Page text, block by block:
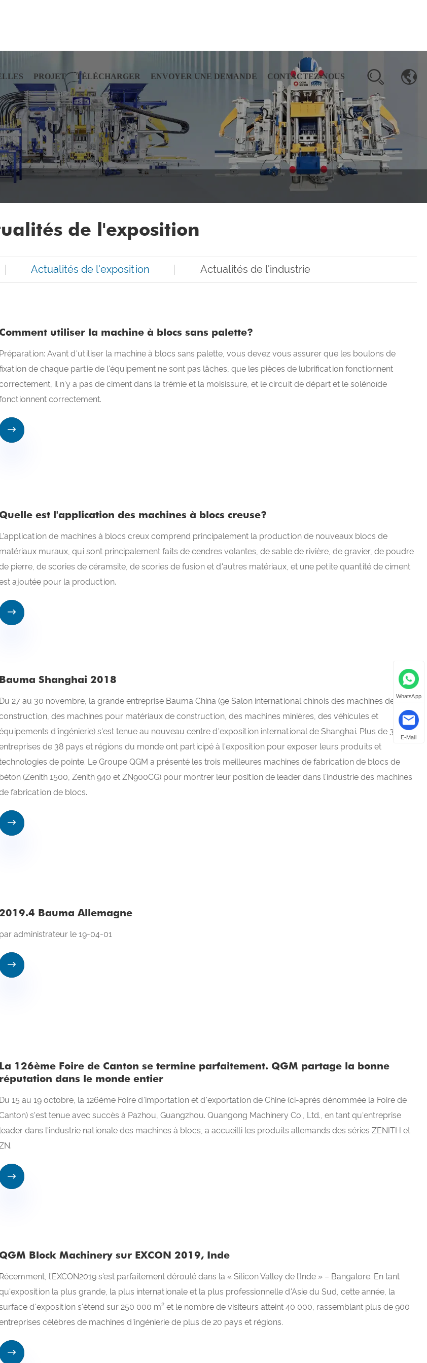
PROJET TÉLÉCHARGER ENVOYER UNE DEMANDE CONTACTEZ-NOUS
de l'exposition
Actualités de l'exposition Actualités de l'industrie
Comment utiliser la machine à blocs sans palette?
Préparation: Avant d'utiliser la machine à blocs sans palette, vous devez vous assurer que les boulons de
de chaque partie de l'équipement ne sont pas lâches, que les pièces de lubrification fonctionnent
il n'y a pas de ciment dans la trémie et la moisissure, et le circuit de départ et le solénoïde
correctement.

Quelle est l'application des machines à blocs creuse?
L'application de machines à blocs creux comprend principalement la production de nouveaux blocs de
matériaux muraux, qui sont principalement faits de cendres volantes, de sable de rivière, de gravier, de poudre
pierre, de scories de céramsite, de scories de fusion et d'autres matériaux, et une petite quantité de ciment
ajoutée pour la production.

Bauma Shanghai 2018
Du 27 au 30 novembre, la grande entreprise Bauma China (9e Salon international chinois des machines de
des machines pour matériaux de construction, des machines minières, des véhicules et
d'ingénierie) s'est tenue au nouveau centre d'exposition international de Shanghai. Plus de 3 000
de 38 pays et régions du monde ont participé à l'exposition pour exposer leurs produits et
de pointe. Le Groupe QGM a présenté les trois meilleures machines de fabrication de blocs de
béton (Zenith 1500, Zenith 940 et ZN900CG) pour montrer leur position de leader dans l'industrie des machines
fabrication de blocs.

2019.4 Bauma Allemagne
par administrateur le 19-04-01

La 126ème Foire de Canton se termine parfaitement. QGM partage la bonne
réputation dans le monde entier
Du 15 au 19 octobre, la 126ème Foire d'importation et d'exportation de Chine (ci-après dénommée la Foire de
s'est tenue avec succès à Pazhou, Guangzhou. Quangong Machinery Co., Ltd., en tant qu'entreprise
leader dans l'industrie nationale des machines à blocs, a accueilli les produits allemands des séries ZENITH et

QGM Block Machinery sur EXCON 2019, Inde
Récemment, l’EXCON2019 s’est parfaitement déroulé dans la « Silicon Valley de l’Inde » – Bangalore. En tant
la plus grande, la plus internationale et la plus professionnelle d'Asie du Sud, cette année, la
d'exposition s'étend sur 250 000 m² et le nombre de visiteurs atteint 40 000, rassemblant plus de 900
célèbres de machines d'ingénierie de plus de 20 pays et régions.

WhatsApp
E-Mail